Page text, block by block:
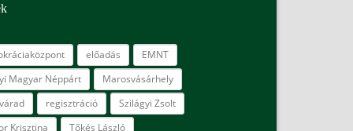
előadás
EMNT
Magyar Néppárt
Marosvásárhely
regisztráció
Szilágyi Zsolt
Krisztina
Tőkés László